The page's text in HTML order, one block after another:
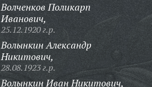
Волченков Поликарп
Иванович,
25.12.1920 г.р.
Волынкин Александр
Никитович,
28.08.1923 г.р.
Волынкин Иван Никитович,